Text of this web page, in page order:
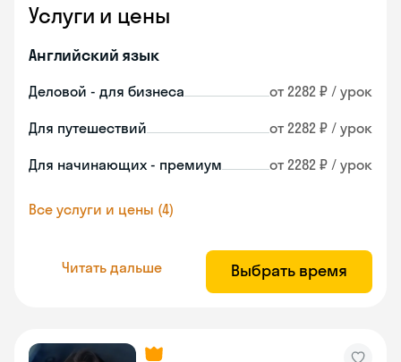
Услуги и цены
Английский язык
Деловой - для бизнеса от 2282 ₽ / урок
Для путешествий от 2282 ₽ / урок
Для начинающих - премиум от 2282 ₽ / урок
Все услуги и цены (4)
Читать дальше Выбрать время